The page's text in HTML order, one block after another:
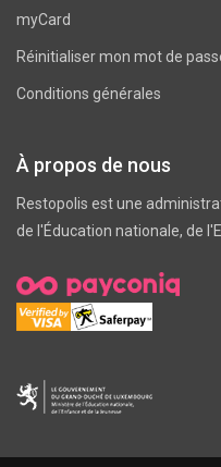
myCard
Réinitialiser mon mot de
Conditions générales
À propos de nous
Restopolis est une
de l'Éducation nationale, de